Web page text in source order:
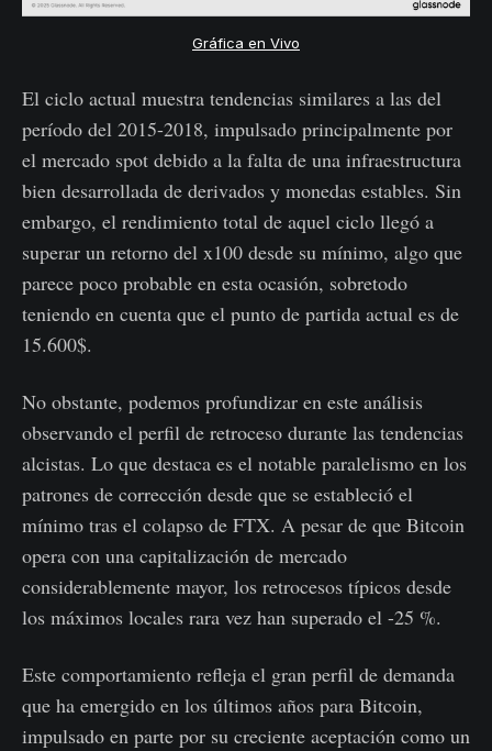
Gráfica en Vivo
El ciclo actual muestra tendencias similares a las del
período del 2015-2018, impulsado principalmente por
el mercado spot debido a la falta de una infraestructura
bien desarrollada de derivados y monedas estables. Sin
embargo, el rendimiento total de aquel ciclo llegó a
superar un retorno del x100 desde su mínimo, algo que
parece poco probable en esta ocasión, sobretodo
teniendo en cuenta que el punto de partida actual es de
15.600$.
No obstante, podemos profundizar en este análisis
observando el perfil de retroceso durante las tendencias
alcistas. Lo que destaca es el notable paralelismo en los
patrones de corrección desde que se estableció el
mínimo tras el colapso de FTX. A pesar de que Bitcoin
opera con una capitalización de mercado
considerablemente mayor, los retrocesos típicos desde
los máximos locales rara vez han superado el -25 %.
Este comportamiento refleja el gran perfil de demanda
que ha emergido en los últimos años para Bitcoin,
impulsado en parte por su creciente aceptación como un